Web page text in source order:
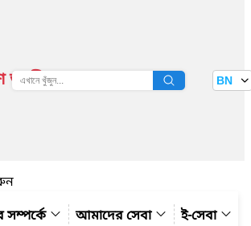
জাতীয় তথ্য বাতায়ন BN
আমাদের সেবা ই-সেবা